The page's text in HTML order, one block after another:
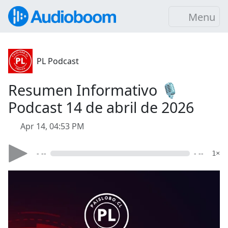
Menu
PL Podcast
Resumen Informativo 🎙️
Podcast 14 de abril de 2026
Apr 14, 04:53 PM
- -- - -- 1×